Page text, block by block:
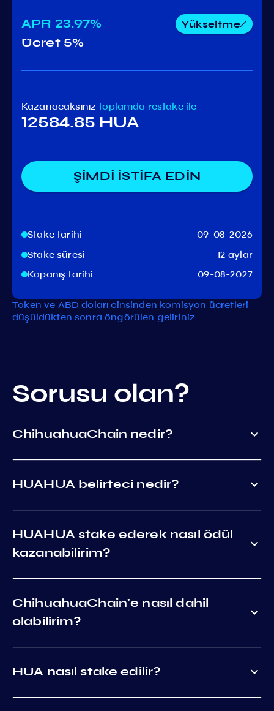
APR 23.97% Yükseltme
Ücret5%
Kazanacaksınız toplamda restake ile
12584.85 HUA
ŞİMDİ İSTİFA EDİN
Stake tarihi
09-08-2026
Stake süresi
12 aylar
Kapanış tarihi
09-08-2027
Token ve ABD doları cinsinden komisyon ücretleri
düşüldükten sonra öngörülen geliriniz
Sorusu olan?
ChihuahuaChain nedir?
HUAHUA belirteci nedir?
HUAHUA stake ederek nasıl ödül
kazanabilirim?
ChihuahuaChain'e nasıl dahil
olabilirim?
HUA nasıl stake edilir?